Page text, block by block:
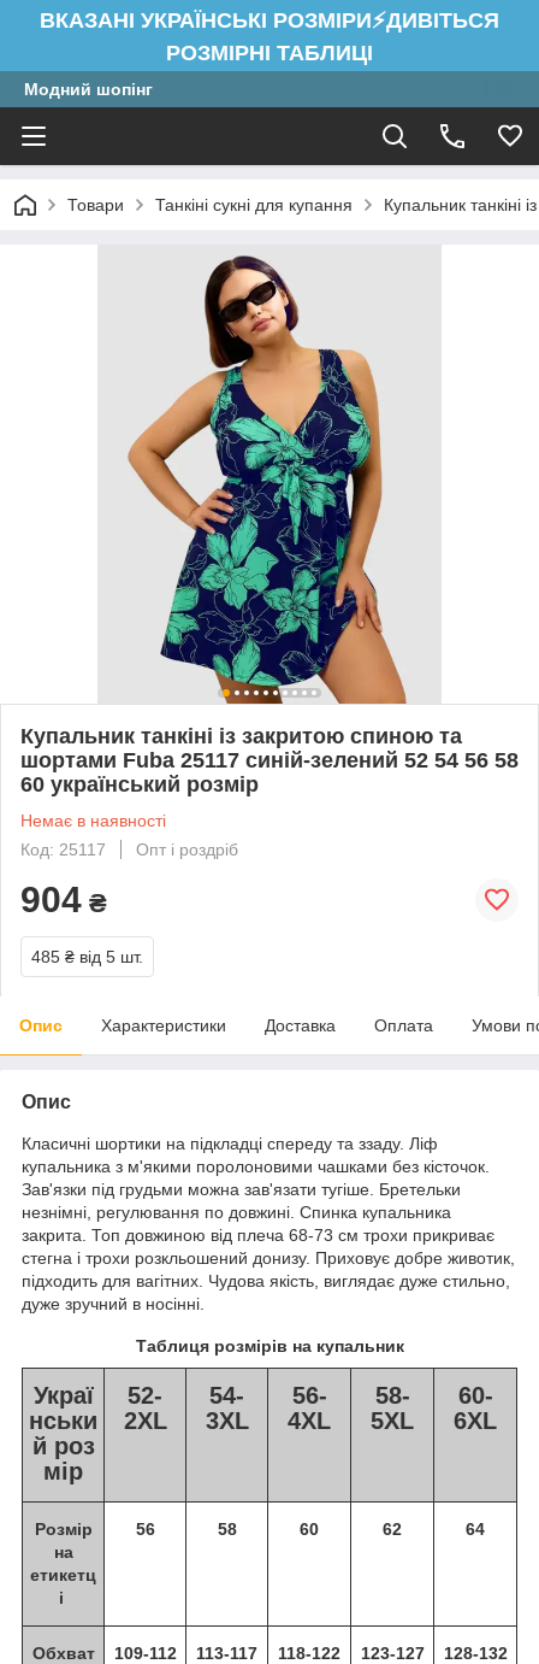
ВКАЗАНІ УКРАЇНСЬКІ РОЗМІРИ⚡ДИВІТЬСЯ
РОЗМІРНІ ТАБЛИЦІ
Модний шопінг
Товари Танкіні сукні для купання Купальник
Купальник танкіні із закритою спиною та
шортами Fuba 25117 синій-зелений 52 54 56 58
60 український розмір
Немає в наявності
Код: 25117
Опт і роздріб
904 ₴
485 ₴ від 5 шт.
Опис Характеристики Доставка Оплата Умови
Опис
Класичні шортики на підкладці спереду та ззаду. Ліф
купальника з м'якими поролоновими чашками без кісточок.
Зав'язки під грудьми можна зав'язати тугіше. Бретельки
незнімні, регулювання по довжині. Спинка купальника
закрита. Топ довжиною від плеча 68-73 см трохи прикриває
стегна і трохи розкльошений донизу. Приховує добре животик,
підходить для вагітних. Чудова якість, виглядає дуже стильно,
дуже зручний в носінні.
Таблиця розмірів на купальник
Украї
нськи
й роз
мір
52-
2XL
54-
3XL
56-
4XL
58-
5XL
60-
6XL
Розмір
на
етикетц
і
56 58 60 62 64
Обхват
109-112 113-117 118-122 123-127 128-132